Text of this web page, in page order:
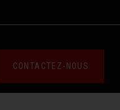
CONTACTEZ-NOUS